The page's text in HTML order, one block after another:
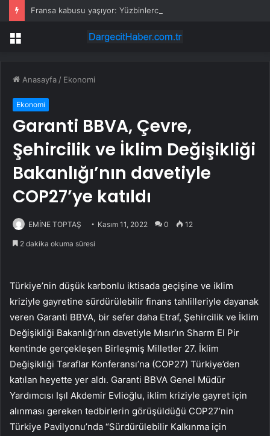
Menü
Anasayfa / Ekonomi
Ekonomi
Garanti BBVA, Çevre,
Şehircilik ve İklim Değişikliği
Bakanlığı’nın davetiyle
COP27’ye katıldı
EMİNE TOPTAŞ Kasım 11, 2022 0 12
2 dakika okuma süresi
Türkiye’nin düşük karbonlu iktisada geçişine ve iklim
kriziyle gayretine sürdürülebilir finans tahlilleriyle dayanak
veren Garanti BBVA, bir sefer daha Etraf, Şehircilik ve İklim
Değişikliği Bakanlığı’nın davetiyle Mısır’ın Sharm El Pir
kentinde gerçekleşen Birleşmiş Milletler 27. İklim
Değişikliği Taraflar Konferansı’na (COP27) Türkiye’den
katılan heyette yer aldı. Garanti BBVA Genel Müdür
Yardımcısı Işıl Akdemir Evlioğlu, iklim kriziyle gayret için
alınması gereken tedbirlerin görüşüldüğü COP27’nin
Türkiye Pavilyonu’nda “Sürdürülebilir Kalkınma için